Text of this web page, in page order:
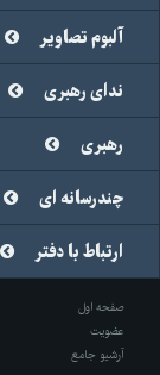
آلبوم تصاویر
ندای رهبری
رهبری
چندرسانه ای
ارتباط با دفتر
صفحه اول
عضویت
آرشیو جامع